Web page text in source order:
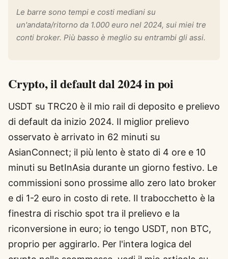
Le barre sono tempi e costi mediani su
un'andata/ritorno da 1.000 euro nel 2024, sui miei tre
conti broker. Più basso è meglio su entrambi gli assi.
Crypto, il default dal 2024 in poi
USDT su TRC20 è il mio rail di deposito e prelievo
di default da inizio 2024. Il miglior prelievo
osservato è arrivato in 62 minuti su
AsianConnect; il più lento è stato di 4 ore e 10
minuti su BetInAsia durante un giorno festivo. Le
commissioni sono prossime allo zero lato broker
e di 1-2 euro in costo di rete. Il trabocchetto è la
finestra di rischio spot tra il prelievo e la
riconversione in euro; io tengo USDT, non BTC,
proprio per aggirarlo. Per l'intera logica del